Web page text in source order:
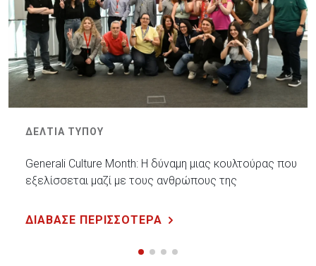
ΔΕΛΤΙΑ ΤΥΠΟΥ
Generali Culture Month: Η δύναμη μιας κουλτούρας που
εξελίσσεται μαζί με τους ανθρώπους της
ΔΙΑΒΑΣΕ ΠΕΡΙΣΣΟΤΕΡΑ